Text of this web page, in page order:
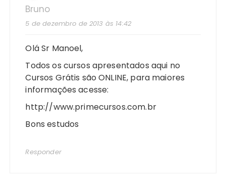
Bruno
5 de dezembro de 2013 às 14:42
Olá Sr Manoel,
Todos os cursos apresentados aqui no
Cursos Grátis são ONLINE, para maiores
informações acesse:
http://www.primecursos.com.br
Bons estudos
Responder